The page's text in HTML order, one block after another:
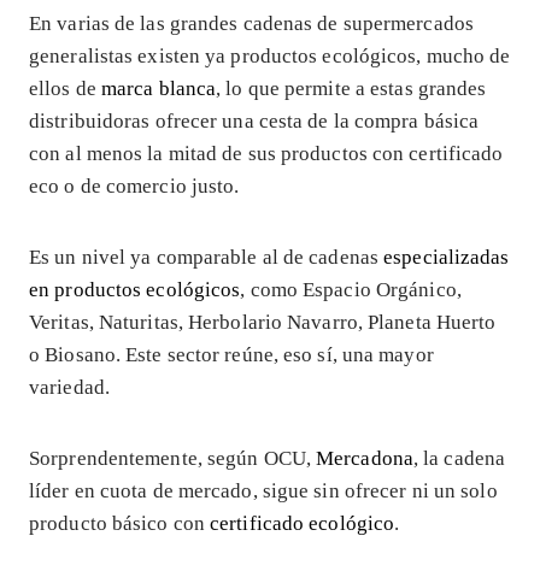
En varias de las grandes cadenas de supermercados
generalistas existen ya productos ecológicos, mucho de
ellos de marca blanca, lo que permite a estas grandes
distribuidoras ofrecer una cesta de la compra básica
con al menos la mitad de sus productos con certificado
eco o de comercio justo.
Es un nivel ya comparable al de cadenasespecializadas
en productos ecológicos, como Espacio Orgánico,
Veritas, Naturitas, Herbolario Navarro, Planeta Huerto
o Biosano. Este sector reúne, eso sí, una mayor
variedad.
Sorprendentemente, según OCU,Mercadona, la cadena
líder en cuota de mercado, sigue sin ofrecer ni un solo
producto básico concertificado ecológico.